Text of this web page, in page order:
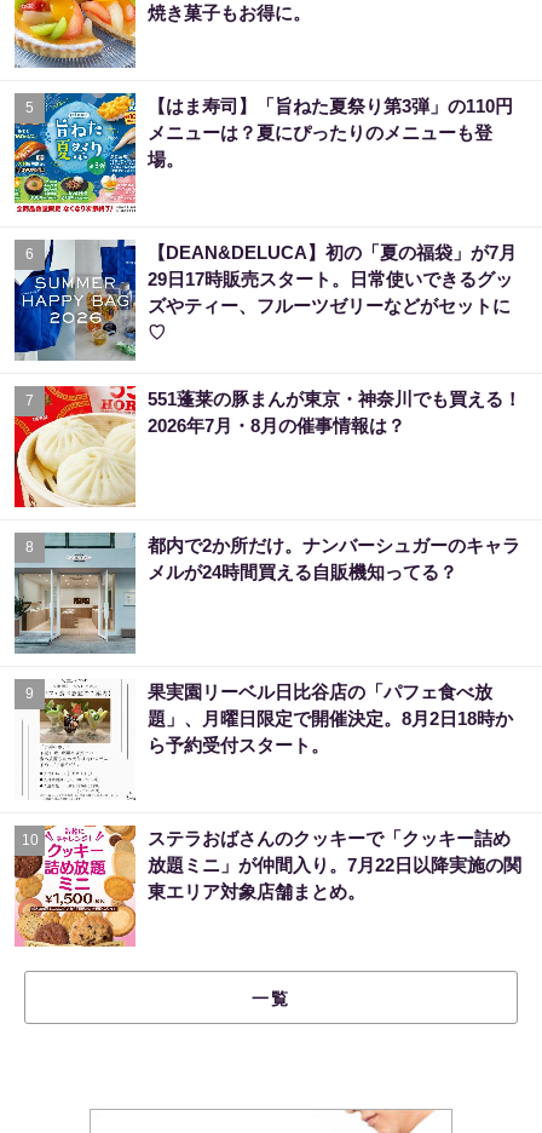
焼き菓子もお得に。
5
【はま寿司】「旨ねた夏祭り第3弾」の110円
メニューは？夏にぴったりのメニューも登
場。
6
【DEAN&DELUCA】初の「夏の福袋」が7月
29日17時販売スタート。日常使いできるグッ
ズやティー、フルーツゼリーなどがセットに
♡
7
551蓬莱の豚まんが東京・神奈川でも買える！
2026年7月・8月の催事情報は？
8
都内で2か所だけ。ナンバーシュガーのキャラ
メルが24時間買える自販機知ってる？
9
果実園リーベル日比谷店の「パフェ食べ放
題」、月曜日限定で開催決定。8月2日18時か
ら予約受付スタート。
10
ステラおばさんのクッキーで「クッキー詰め
放題ミニ」が仲間入り。7月22日以降実施の関
東エリア対象店舗まとめ。
一覧